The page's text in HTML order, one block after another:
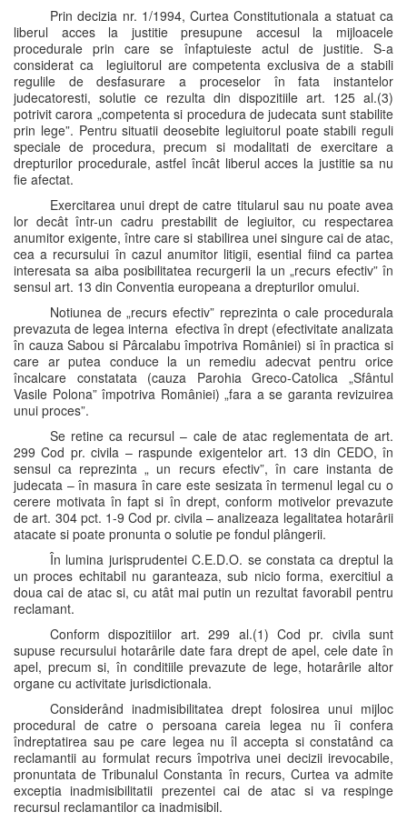
Prin decizia nr. 1/1994, Curtea Constitutionala a statuat ca
liberul acces la justitie presupune accesul la mijloacele
procedurale prin care se înfaptuieste actul de justitie. S-a
considerat ca legiuitorul are competenta exclusiva de a stabili
regulile de desfasurare a proceselor în fata instantelor
judecatoresti, solutie ce rezulta din dispozitiile art. 125 al.(3)
potrivit carora „competenta si procedura de judecata sunt stabilite
prin lege”. Pentru situatii deosebite legiuitorul poate stabili reguli
speciale de procedura, precum si modalitati de exercitare a
drepturilor procedurale, astfel încât liberul acces la justitie sa nu
fie afectat.
Exercitarea unui drept de catre titularul sau nu poate avea
lor decât într-un cadru prestabilit de legiuitor, cu respectarea
anumitor exigente, între care si stabilirea unei singure cai de atac,
cea a recursului în cazul anumitor litigii, esential fiind ca partea
interesata sa aiba posibilitatea recurgerii la un „recurs efectiv” în
sensul art. 13 din Conventia europeana a drepturilor omului.
Notiunea de „recurs efectiv” reprezinta o cale procedurala
prevazuta de legea interna efectiva în drept (efectivitate analizata
în cauza Sabou si Pârcalabu împotriva României) si în practica si
care ar putea conduce la un remediu adecvat pentru orice
încalcare constatata (cauza Parohia Greco-Catolica „Sfântul
Vasile Polona” împotriva României) „fara a se garanta revizuirea
unui proces”.
Se retine ca recursul – cale de atac reglementata de art.
299 Cod pr. civila – raspunde exigentelor art. 13 din CEDO, în
sensul ca reprezinta „ un recurs efectiv”, în care instanta de
judecata – în masura în care este sesizata în termenul legal cu o
cerere motivata în fapt si în drept, conform motivelor prevazute
de art. 304 pct. 1-9 Cod pr. civila – analizeaza legalitatea hotarârii
atacate si poate pronunta o solutie pe fondul plângerii.
În lumina jurisprudentei C.E.D.O. se constata ca dreptul la
un proces echitabil nu garanteaza, sub nicio forma, exercitiul a
doua cai de atac si, cu atât mai putin un rezultat favorabil pentru
reclamant.
Conform dispozitiilor art. 299 al.(1) Cod pr. civila sunt
supuse recursului hotarârile date fara drept de apel, cele date în
apel, precum si, în conditiile prevazute de lege, hotarârile altor
organe cu activitate jurisdictionala.
Considerând inadmisibilitatea drept folosirea unui mijloc
procedural de catre o persoana careia legea nu îi confera
îndreptatirea sau pe care legea nu îl accepta si constatând ca
reclamantii au formulat recurs împotriva unei decizii irevocabile,
pronuntata de Tribunalul Constanta în recurs, Curtea va admite
exceptia inadmisibilitatii prezentei cai de atac si va respinge
recursul reclamantilor ca inadmisibil.